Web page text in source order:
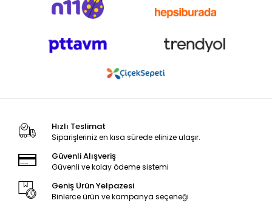
Hızlı Teslimat
Siparişleriniz en kısa sürede elinize ulaşır.
Güvenli Alışveriş
Güvenli ve kolay ödeme sistemi
Geniş Ürün Yelpazesi
Binlerce ürün ve kampanya seçeneği